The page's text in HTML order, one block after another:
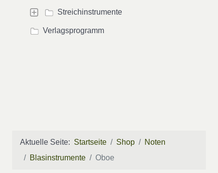
Streichinstrumente
Verlagsprogramm
Aktuelle Seite: Startseite Shop
Noten
Blasinstrumente
Oboe